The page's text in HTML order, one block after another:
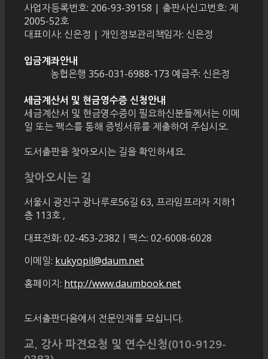
사업자등록번호: 206-93-39158 | 출판사신고번호: 제
2005-52호
대표이사: 신은정 | 개인정보관리책임자: 신은정
입금계좌안내
농협은행 356-031-6988-173 예금주: 신은정
세금계산서 및 현금영수증 신청안내
세금계산서 및 현금영수증이 필요하신분들께서는 이메
일 또는 팩스를 통해 증빙서류를 제출하여 주십시오.
도서출판을 찾아오시는 길을 확인하세요.
찾아오시는 길
서울시 광진구 광나루로56길 63, 프라임프라자 지하1
층 113호 ,
대표전화: 02-453-2382ㅣ팩스: 02-6008-6028
이메일: kukyopil@daum.net
홈페이지: http://www.daumbook.net
도서출판다음에서 전문인재를 모십니다.
교, 강사 파견요청 및 연수신청(010-9129-